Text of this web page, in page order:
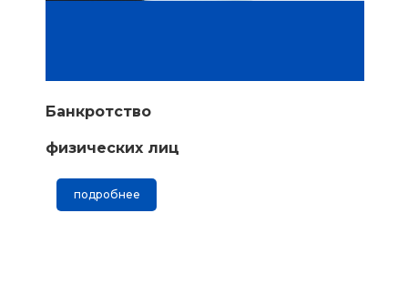
Банкротство
физических лиц
подробнее